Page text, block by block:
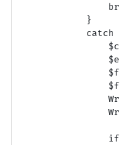
            }
catch